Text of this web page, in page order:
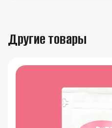
Другие товары